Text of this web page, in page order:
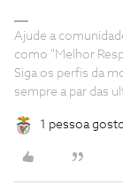
Ajude a
como "Melhor
Siga os perfis da
sempre a par das
1 pessoa